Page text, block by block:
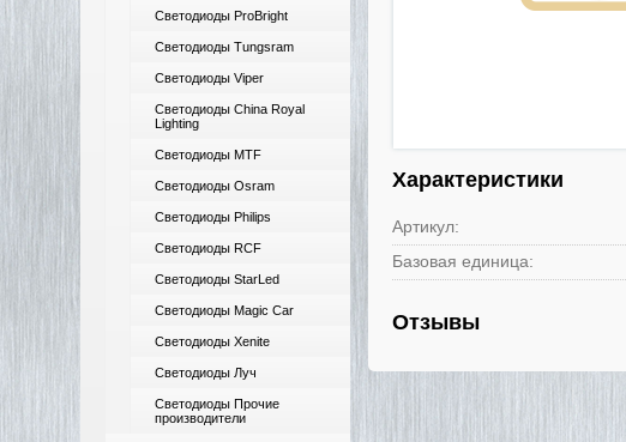
Светодиоды ProBright
Светодиоды Tungsram
Светодиоды Viper
Светодиоды China Royal
Lighting
Светодиоды MTF
Светодиоды Osram
Светодиоды Philips
Светодиоды RCF
Светодиоды StarLed
Светодиоды Magic Car
Светодиоды Xenite
Светодиоды Луч
Светодиоды Прочие
производители
Характеристики
Артикул:
Базовая единица:
Отзывы